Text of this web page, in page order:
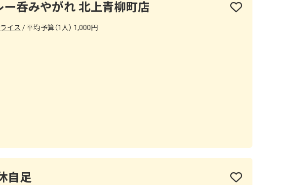
ー呑みやがれ 北上青柳町店
イス 平均予算（1人） 1,000円
自足